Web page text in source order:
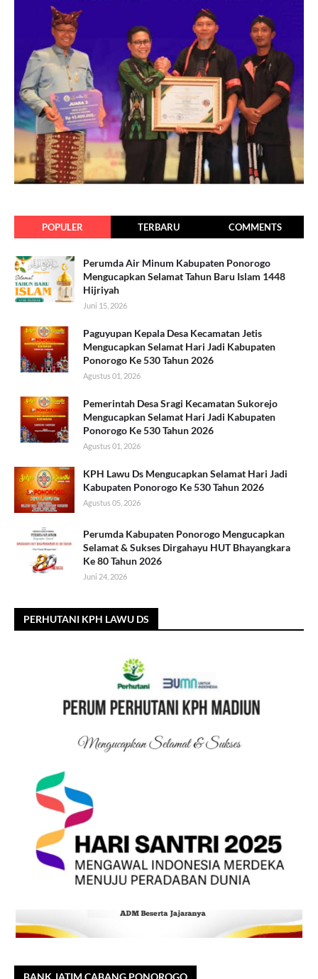
POPULER TERBARU COMMENTS
Perumda Air Minum Kabupaten Ponorogo
Mengucapkan Selamat Tahun Baru Islam 1448
Hijriyah
Juni 15, 2026
Paguyupan Kepala Desa Kecamatan Jetis
Mengucapkan Selamat Hari Jadi Kabupaten
Ponorogo Ke 530 Tahun 2026
Agustus 01, 2026
Pemerintah Desa Sragi Kecamatan Sukorejo
Mengucapkan Selamat Hari Jadi Kabupaten
Ponorogo Ke 530 Tahun 2026
Agustus 01, 2026
KPH Lawu Ds Mengucapkan Selamat Hari Jadi
Kabupaten Ponorogo Ke 530 Tahun 2026
Agustus 05, 2026
Perumda Kabupaten Ponorogo Mengucapkan
Selamat & Sukses Dirgahayu HUT Bhayangkara
Ke 80 Tahun 2026
Juni 24, 2026
PERHUTANI KPH LAWU DS